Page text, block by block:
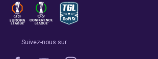
Suivez-nous sur